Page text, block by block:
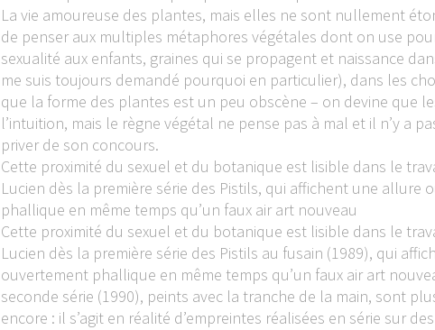
La vie amoureuse des plantes, mais elles ne sont nullement
de penser aux multiples métaphores végétales dont on use
sexualité aux enfants, graines qui se propagent et naissance
me suis toujours demandé pourquoi en particulier), dans les
que la forme des plantes est un peu obscène – on devine que
l’intuition, mais le règne végétal ne pense pas à mal et il n’y a
priver de son concours.
Cette proximité du sexuel et du botanique est lisible dans le
Lucien dès la première série des Pistils, qui affichent une allure
phallique en même temps qu’un faux air art nouveau
Cette proximité du sexuel et du botanique est lisible dans le
Lucien dès la première série des Pistils au fusain (1989), qui
ouvertement phallique en même temps qu’un faux air art
seconde série (1990), peints avec la tranche de la main, sont
encore : il s’agit en réalité d’empreintes réalisées en série sur